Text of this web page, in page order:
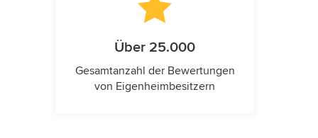
Über 25.000
Gesamtanzahl der Bewertungen
von Eigenheimbesitzern